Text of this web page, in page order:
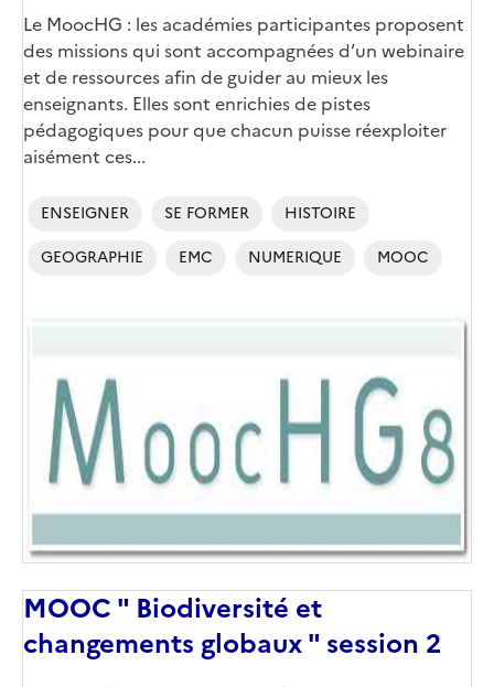
Corps
Le MoocHG : les académies participantes proposent
des missions qui sont accompagnées d’un webinaire
et de ressources afin de guider au mieux les
enseignants. Elles sont enrichies de pistes
pédagogiques pour que chacun puisse réexploiter
aisément ces...
ENSEIGNER SE FORMER
HISTOIRE
GEOGRAPHIE
EMC NUMERIQUE MOOC
couverture
(conseillée)
MOOC " Biodiversité et
changements globaux " session 2